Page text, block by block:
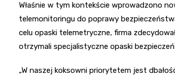
Właśnie w tym kontekście wprowadzono
telemonitoringu do poprawy
celu opaski telemetryczne, firma
otrzymali specjalistyczne opaski
„W naszej koksowni priorytetem jest